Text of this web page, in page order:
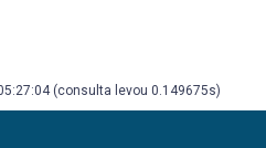
(consulta levou 0.149675s)